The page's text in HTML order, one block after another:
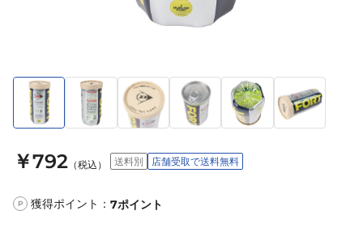
￥792 （税込） 送料別 店舗受取で送料無料
P 獲得ポイント： 7ポイント